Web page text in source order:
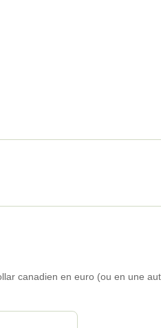
canadien en euro (ou en une